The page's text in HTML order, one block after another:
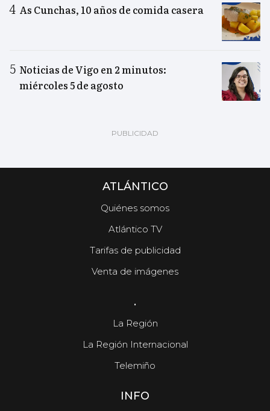
As Cunchas, 10 años de comida casera
Noticias de Vigo en 2 minutos:
miércoles 5 de agosto
ATLÁNTICO
Quiénes somos
Atlántico TV
Tarifas de publicidad
Venta de imágenes
.
La Región
La Región Internacional
Telemiño
INFO